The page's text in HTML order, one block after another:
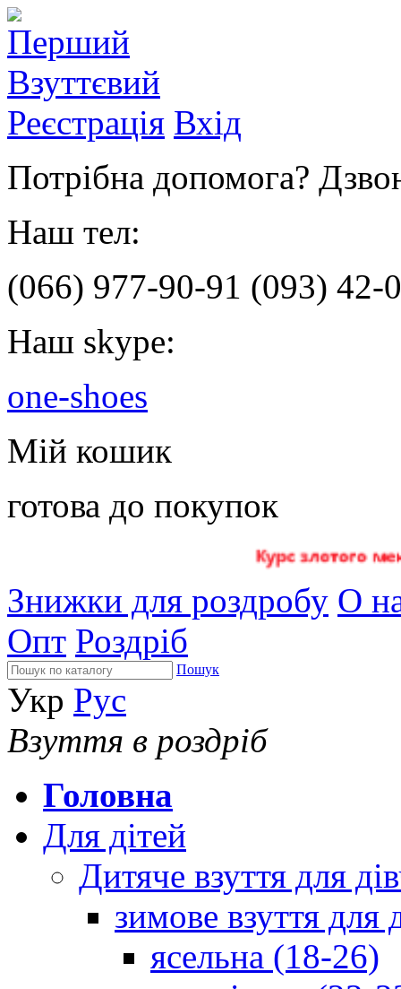
Реєстрація Вхід
Потрібна допомога?
Наш тел:
(066) 977-90-91 (093) 42-
Наш skype:
one-shoes
Мій кошик
готова до покупок
Знижки для роздробу О
Опт Роздріб
Пошук
Укр Рус
Взуття в роздріб
Головна
Для дітей
Дитяче взуття для
зимове взуття для
ясельна (18-26)